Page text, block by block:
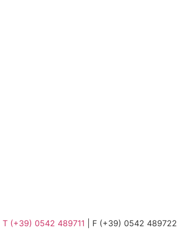
T (+39) 0542 489711 | F (+39) 0542 489722